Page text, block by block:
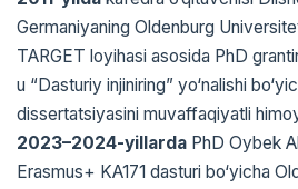
Germaniyaning Oldenburg
TARGET loyihasi asosida PhD
u “Dasturiy injiniring” yo‘nalishi
dissertatsiyasini muvaffaqiyatli
2023–2024-yillarda PhD Oybek
Erasmus+ KA171 dasturi bo‘yicha